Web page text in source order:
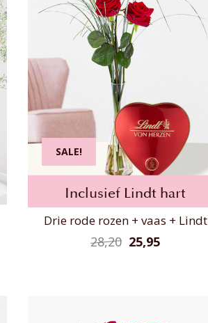
SALE!
Inclusief Lindt hart
Drie rode rozen + vaas + Lindt
25,95
28,20